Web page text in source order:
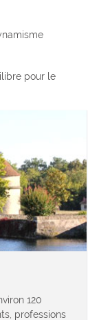
pour le
120
professions